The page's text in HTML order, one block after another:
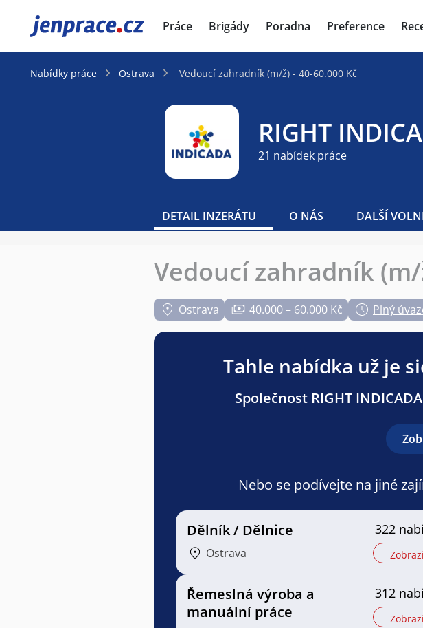
JenPráce.cz Práce Brigády Poradna Preference
Nabídky práce Ostrava Vedoucí zahradník (m/ž) - 40-60.000 Kč
RIGHT
21 nabídek práce
DETAIL INZERÁTU O NÁS DALŠÍ
Vedoucí zahradník (m/
Ostrava 40.000 – 60.000 Kč Plný
Tahle nabídka už je
Společnost RIGHT
Nebo se podívejte na jiné
Dělník / Dělnice
Ostrava
322
Řemeslná výroba a
manuální práce
312